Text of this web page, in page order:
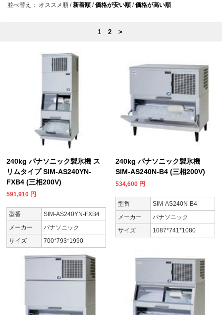
並べ替え： オススメ順 /新着順 /価格が安い順 /価格が高い順
1 2 >
240kg パナソニック製氷機 ス
リムタイプ SIM-AS240YN-
FXB4 (三相200V)
591,910 円
型番
SIM-AS240YN-FXB4
メーカー
パナソニック
サイズ
700*793*1990
240kg パナソニック製氷機
SIM-AS240N-B4 (三相200V)
534,600 円
型番
SIM-AS240N-B4
メーカー
パナソニック
サイズ
1087*741*1080